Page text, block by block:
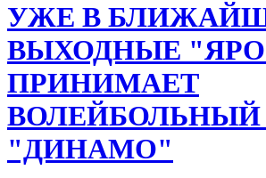
УЖЕ В
ВЫХОДНЫЕ
ПРИНИМАЕТ
ВОЛЕЙБОЛЬНЫЙ
"ДИНАМО"